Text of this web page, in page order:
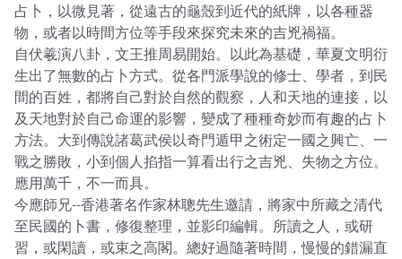
占卜，以微見著，從遠古的龜殼到近代的紙牌，以各種器
物，或者以時間方位等手段來探究未來的吉兇禍福。
自伏羲演八卦，文王推周易開始。以此為基礎，華夏文明衍
生出了無數的占卜方式。從各門派學說的修士、學者，到民
間的百姓，都將自己對於自然的觀察，人和天地的連接，以
及天地對於自己命運的影響，變成了種種奇妙而有趣的占卜
方法。大到傳說諸葛武侯以奇門遁甲之術定一國之興亡、一
戰之勝敗，小到個人掐指一算看出行之吉兇、失物之方位。
應用萬千，不一而具。
今應師兄--香港著名作家林聰先生邀請，將家中所藏之清代
至民國的卜書，修復整理，並影印編輯。所讀之人，或研
習，或閑讀，或束之高閣。總好過隨著時間，慢慢的錯漏直